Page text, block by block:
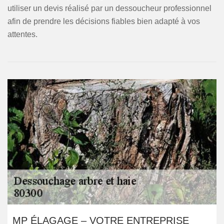
utiliser un devis réalisé par un dessoucheur professionnel
afin de prendre les décisions fiables bien adapté à vos
attentes.
MP ÉLAGAGE – VOTRE ENTREPRISE